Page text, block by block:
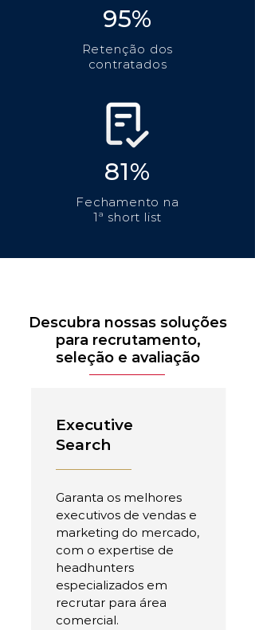
95%
Retenção dos
contratados
81%
Fechamento na
1ª short list
Descubra nossas soluções
para recrutamento,
seleção e avaliação
Executive
Search
Garanta os melhores
executivos de vendas e
marketing do mercado,
com o expertise de
headhunters
especializados em
recrutar para área
comercial.